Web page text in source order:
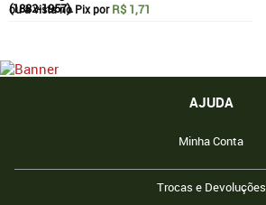
ou à vista no Pix porR$ 1,71
AJUDA
Minha Conta
Trocas e Devoluções